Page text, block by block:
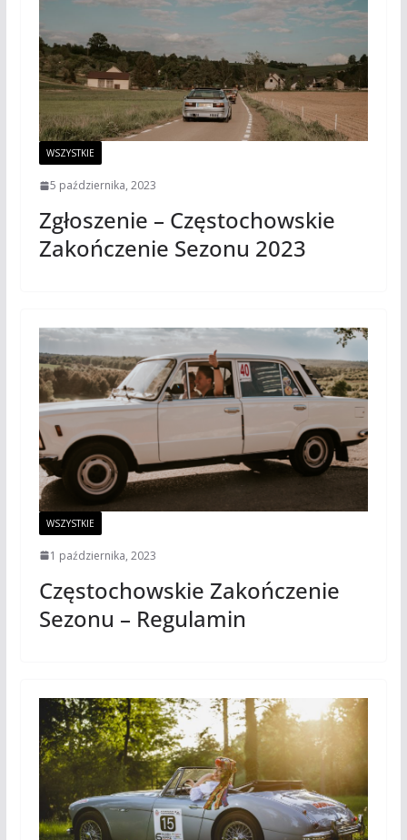
WSZYSTKIE
5 października, 2023
Zgłoszenie – Częstochowskie
Zakończenie Sezonu 2023
WSZYSTKIE
1 października, 2023
Częstochowskie Zakończenie
Sezonu – Regulamin